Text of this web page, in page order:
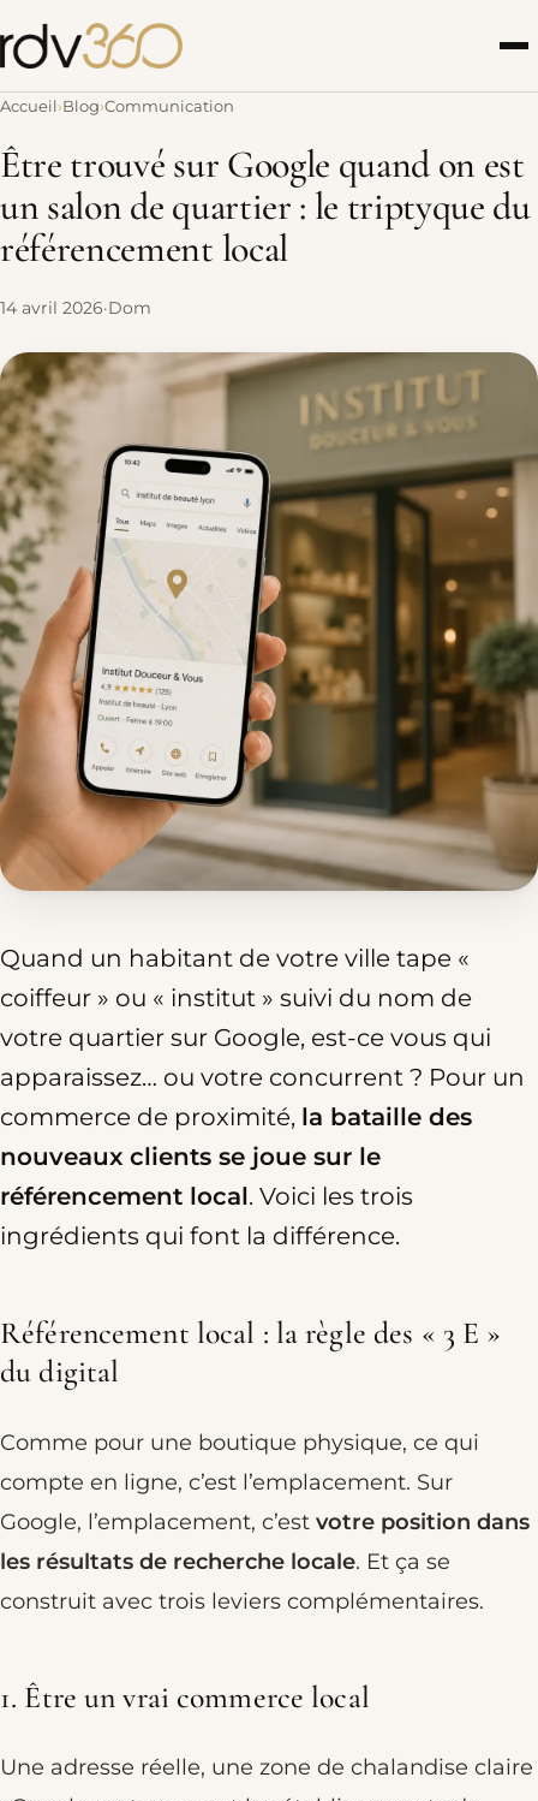
Accueil Blog Communication
Être trouvé sur Google quand on est
un salon de quartier : le triptyque du
référencement local
14 avril 2026·Dom
Quand un habitant de votre ville tape «
coiffeur » ou « institut » suivi du nom de
votre quartier sur Google, est-ce vous qui
apparaissez… ou votre concurrent ? Pour un
commerce de proximité, la bataille des
nouveaux clients se joue sur le
référencement local. Voici les trois
ingrédients qui font la différence.
Référencement local : la règle des « 3 E »
du digital
Comme pour une boutique physique, ce qui
compte en ligne, c’est l’emplacement. Sur
Google, l’emplacement, c’est votre position dans
les résultats de recherche locale. Et ça se
construit avec trois leviers complémentaires.
1. Être un vrai commerce local
Une adresse réelle, une zone de chalandise claire
Panneau de gestion des cookies